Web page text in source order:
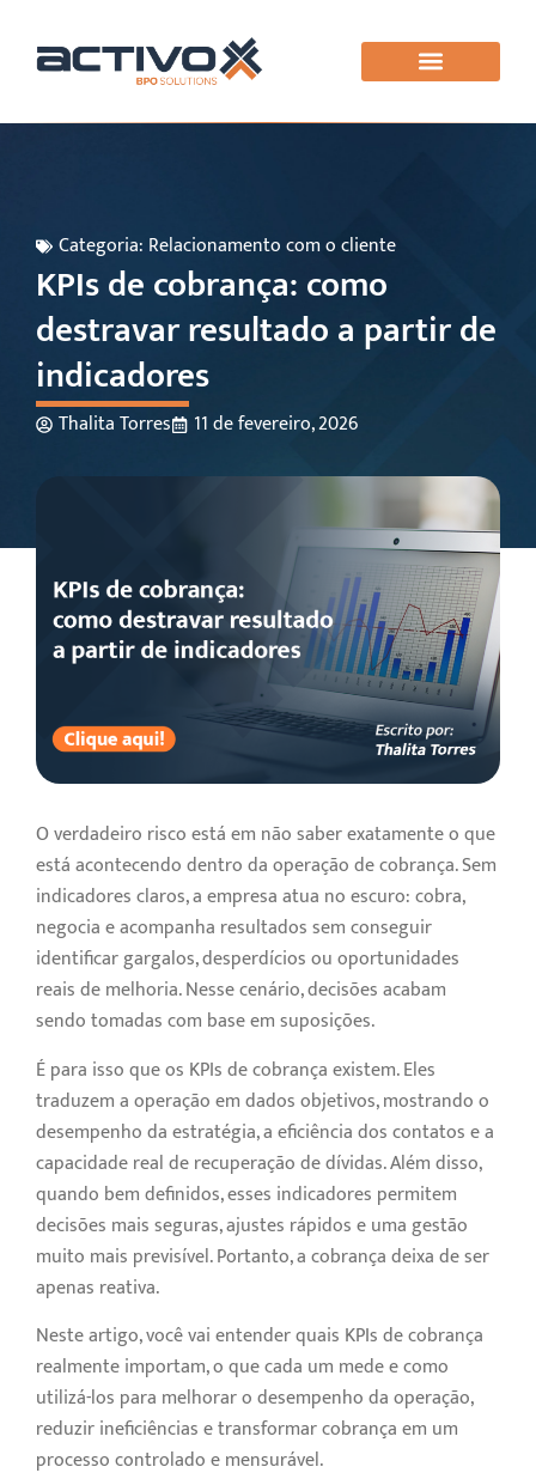
Categoria: Relacionamento com o cliente
KPIs de cobrança: como
destravar resultado a partir de
indicadores
Thalita Torres 11 de fevereiro, 2026
O verdadeiro risco está em não saber exatamente o que
está acontecendo dentro da operação de cobrança. Sem
indicadores claros, a empresa atua no escuro: cobra,
negocia e acompanha resultados sem conseguir
identificar gargalos, desperdícios ou oportunidades
reais de melhoria. Nesse cenário, decisões acabam
sendo tomadas com base em suposições.
É para isso que os KPIs de cobrança existem. Eles
traduzem a operação em dados objetivos, mostrando o
desempenho da estratégia, a eficiência dos contatos e a
capacidade real de recuperação de dívidas. Além disso,
quando bem definidos, esses indicadores permitem
decisões mais seguras, ajustes rápidos e uma gestão
muito mais previsível. Portanto, a cobrança deixa de ser
apenas reativa.
Neste artigo, você vai entender quais KPIs de cobrança
realmente importam, o que cada um mede e como
utilizá-los para melhorar o desempenho da operação,
reduzir ineficiências e transformar cobrança em um
processo controlado e mensurável.